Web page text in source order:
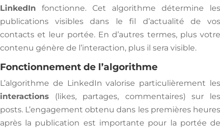
LinkedIn fonctionne. Cet algorithme détermine
publications visibles dans le fil d’actualité de
contacts et leur portée. En d’autres termes, plus
contenu génère de l’interaction, plus il sera visible.
Fonctionnement de l’algorithme
L’algorithme de LinkedIn valorise particulièrement
interactions (likes, partages, commentaires) sur
posts. L’engagement obtenu dans les premières
après la publication est importante pour la portée